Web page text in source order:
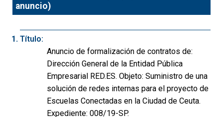
anuncio)
Título:
Anuncio de formalización de contratos de:
Dirección General de la Entidad Pública
Empresarial RED.ES. Objeto: Suministro de una
solución de redes internas para el proyecto de
Escuelas Conectadas en la Ciudad de Ceuta.
Expediente: 008/19-SP.